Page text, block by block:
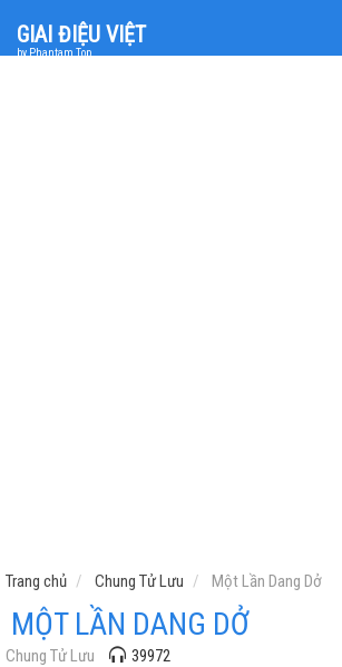
GIAI ĐIỆU VIỆT
by Phantam Top
Trang chủ Chung Tử Lưu Một Lần Dang Dở
MỘT LẦN DANG DỞ
Chung Tử Lưu 39972